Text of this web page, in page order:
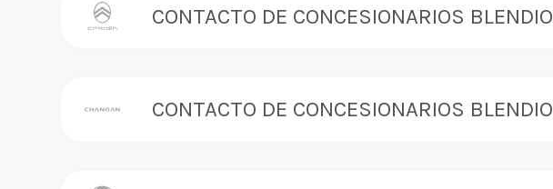
CONTACTO DE CONCESIONARIOS BLENDIO
CONTACTO DE CONCESIONARIOS BLENDIO